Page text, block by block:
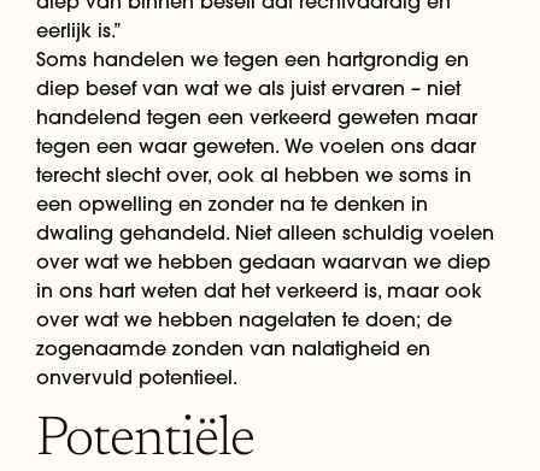
eerlijk is.”
Soms handelen we tegen een hartgrondig en
diep besef van wat we als juist ervaren – niet
handelend tegen een verkeerd geweten maar
tegen een waar geweten. We voelen ons daar
terecht slecht over, ook al hebben we soms in
een opwelling en zonder na te denken in
dwaling gehandeld. Niet alleen schuldig voelen
over wat we hebben gedaan waarvan we diep
in ons hart weten dat het verkeerd is, maar ook
over wat we hebben nagelaten te doen; de
zogenaamde zonden van nalatigheid en
onvervuld potentieel.
Potentiële